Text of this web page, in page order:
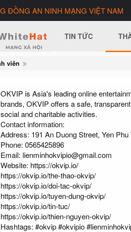
ĐỒNG AN NINH MẠNG VIỆT NAM
TIN TỨC
viên
OKVIP is Asia's leading online
brands, OKVIP offers a safe,
social and charitable activities.
Contact information:
Address: 191 An Duong Street, Yen
Phone: 0565425896
Email: lienminhokvipio@gmail.com
Website: https://okvip.io/
https://okvip.io/the-thao-okvip/
https://okvip.io/doi-tac-okvip/
https://okvip.io/tuyen-dung-okvip/
https://okvip.io/tin-tuc/
https://okvip.io/thien-nguyen-okvip/
Hashtags: #okvip #okvipio